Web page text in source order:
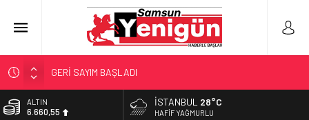
GERİ SAYIM BAŞLADI
SAMSUNSPOR’DA HEDEF 5’İNCİLİK!
‘BAFRA’YA YATIRIM YAPIN!’
ALTIN
6.660,55
İSTANBUL 28°C
HAFIF YAĞMURLU